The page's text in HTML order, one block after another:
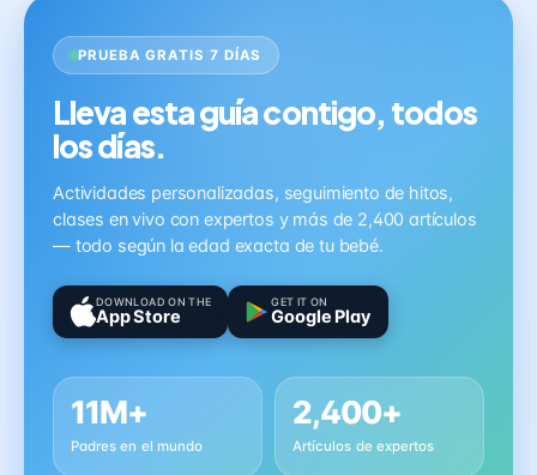
PRUEBA GRATIS 7 DÍAS
Lleva esta guía contigo, todos
los días.
Actividades personalizadas, seguimiento de hitos,
clases en vivo con expertos y más de 2,400 artículos
— todo según la edad exacta de tu bebé.
DOWNLOAD ON THE
App Store
GET IT ON
Google Play
11M+
Padres en el mundo
2,400+
Artículos de expertos